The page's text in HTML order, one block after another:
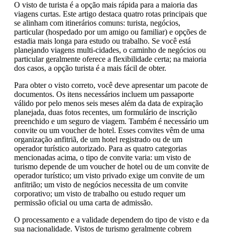
O visto de turista é a opção mais rápida para a maioria das
viagens curtas. Este artigo destaca quatro rotas principais que
se alinham com itinerários comuns: turista, negócios,
particular (hospedado por um amigo ou familiar) e opções de
estadia mais longa para estudo ou trabalho. Se você está
planejando viagens multi-cidades, o caminho de negócios ou
particular geralmente oferece a flexibilidade certa; na maioria
dos casos, a opção turista é a mais fácil de obter.
Para obter o visto correto, você deve apresentar um pacote de
documentos. Os itens necessários incluem um passaporte
válido por pelo menos seis meses além da data de expiração
planejada, duas fotos recentes, um formulário de inscrição
preenchido e um seguro de viagem. Também é necessário um
convite ou um voucher de hotel. Esses convites vêm de uma
organização anfitriã, de um hotel registrado ou de um
operador turístico autorizado. Para as quatro categorias
mencionadas acima, o tipo de convite varia: um visto de
turismo depende de um voucher de hotel ou de um convite de
operador turístico; um visto privado exige um convite de um
anfitrião; um visto de negócios necessita de um convite
corporativo; um visto de trabalho ou estudo requer um
permissão oficial ou uma carta de admissão.
O processamento e a validade dependem do tipo de visto e da
sua nacionalidade. Vistos de turismo geralmente cobrem